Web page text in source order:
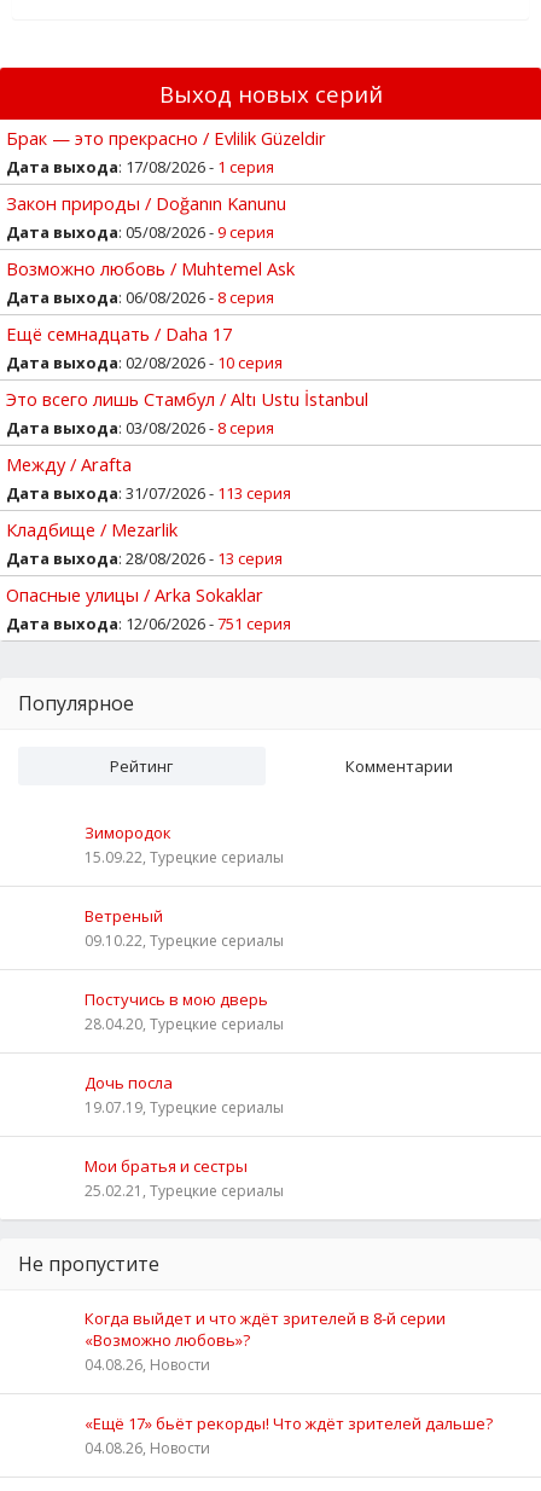
Выход новых серий
Брак — это прекрасно / Evlilik Güzeldir
Дата выхода: 17/08/2026 - 1 серия
Закон природы / Doğanın Kanunu
Дата выхода: 05/08/2026 -9 серия
Возможно любовь / Muhtemel Ask
Дата выхода: 06/08/2026 - 8 серия
Ещё семнадцать / Daha 17
Дата выхода: 02/08/2026 - 10 серия
Это всего лишь Стамбул / Altı Ustu İstanbul
Дата выхода: 03/08/2026 - 8 серия
Между / Arafta
Дата выхода: 31/07/2026 - 113 серия
Кладбище / Mezarlik
Дата выхода: 28/08/2026 - 13 серия
Опасные улицы / Arka Sokaklar
Дата выхода: 12/06/2026 -751 серия
Популярное
Рейтинг Комментарии
Зимородок
15.09.22, Турецкие сериалы
Ветреный
09.10.22, Турецкие сериалы
Постучись в мою дверь
28.04.20, Турецкие сериалы
Дочь посла
19.07.19, Турецкие сериалы
Мои братья и сестры
25.02.21, Турецкие сериалы
Не пропустите
Когда выйдет и что ждёт зрителей в 8-й серии
«Возможно любовь»?
04.08.26, Новости
«Ещё 17» бьёт рекорды! Что ждёт зрителей дальше?
04.08.26, Новости